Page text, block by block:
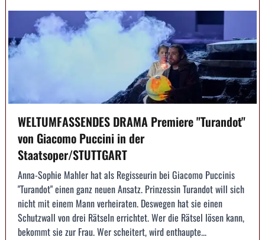
WELTUMFASSENDES DRAMA Premiere "Turandot"
von Giacomo Puccini in der
Staatsoper/STUTTGART
Anna-Sophie Mahler hat als Regisseurin bei Giacomo Puccinis
"Turandot" einen ganz neuen Ansatz. Prinzessin Turandot will sich
nicht mit einem Mann verheiraten. Deswegen hat sie einen
Schutzwall von drei Rätseln errichtet. Wer die Rätsel lösen kann,
bekommt sie zur Frau. Wer scheitert, wird enthaupte...